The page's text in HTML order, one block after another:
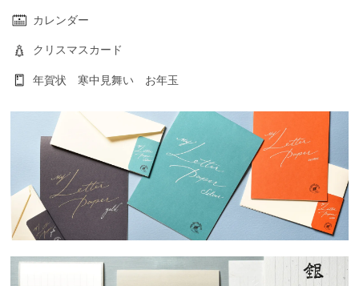
カレンダー
クリスマスカード
年賀状 寒中見舞い お年玉